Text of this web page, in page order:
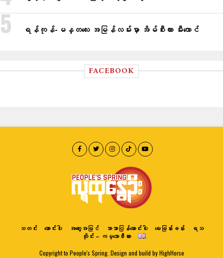
ရန်ကုန်-မန္တလေး အမြန်လမ်းမှာ အိမ်စီးကား မီးလောင်
FACEBOOK
သတင်း ဆောင်းပါး အတွေးအမြင် ဘာသာပြန်ဆောင်းပါး မေးမြန်းခန်း
ရသ
ထိုင်း – ကမ္ဘောဒီးယား
Copyright to People's Spring. Design and build by HighHorse